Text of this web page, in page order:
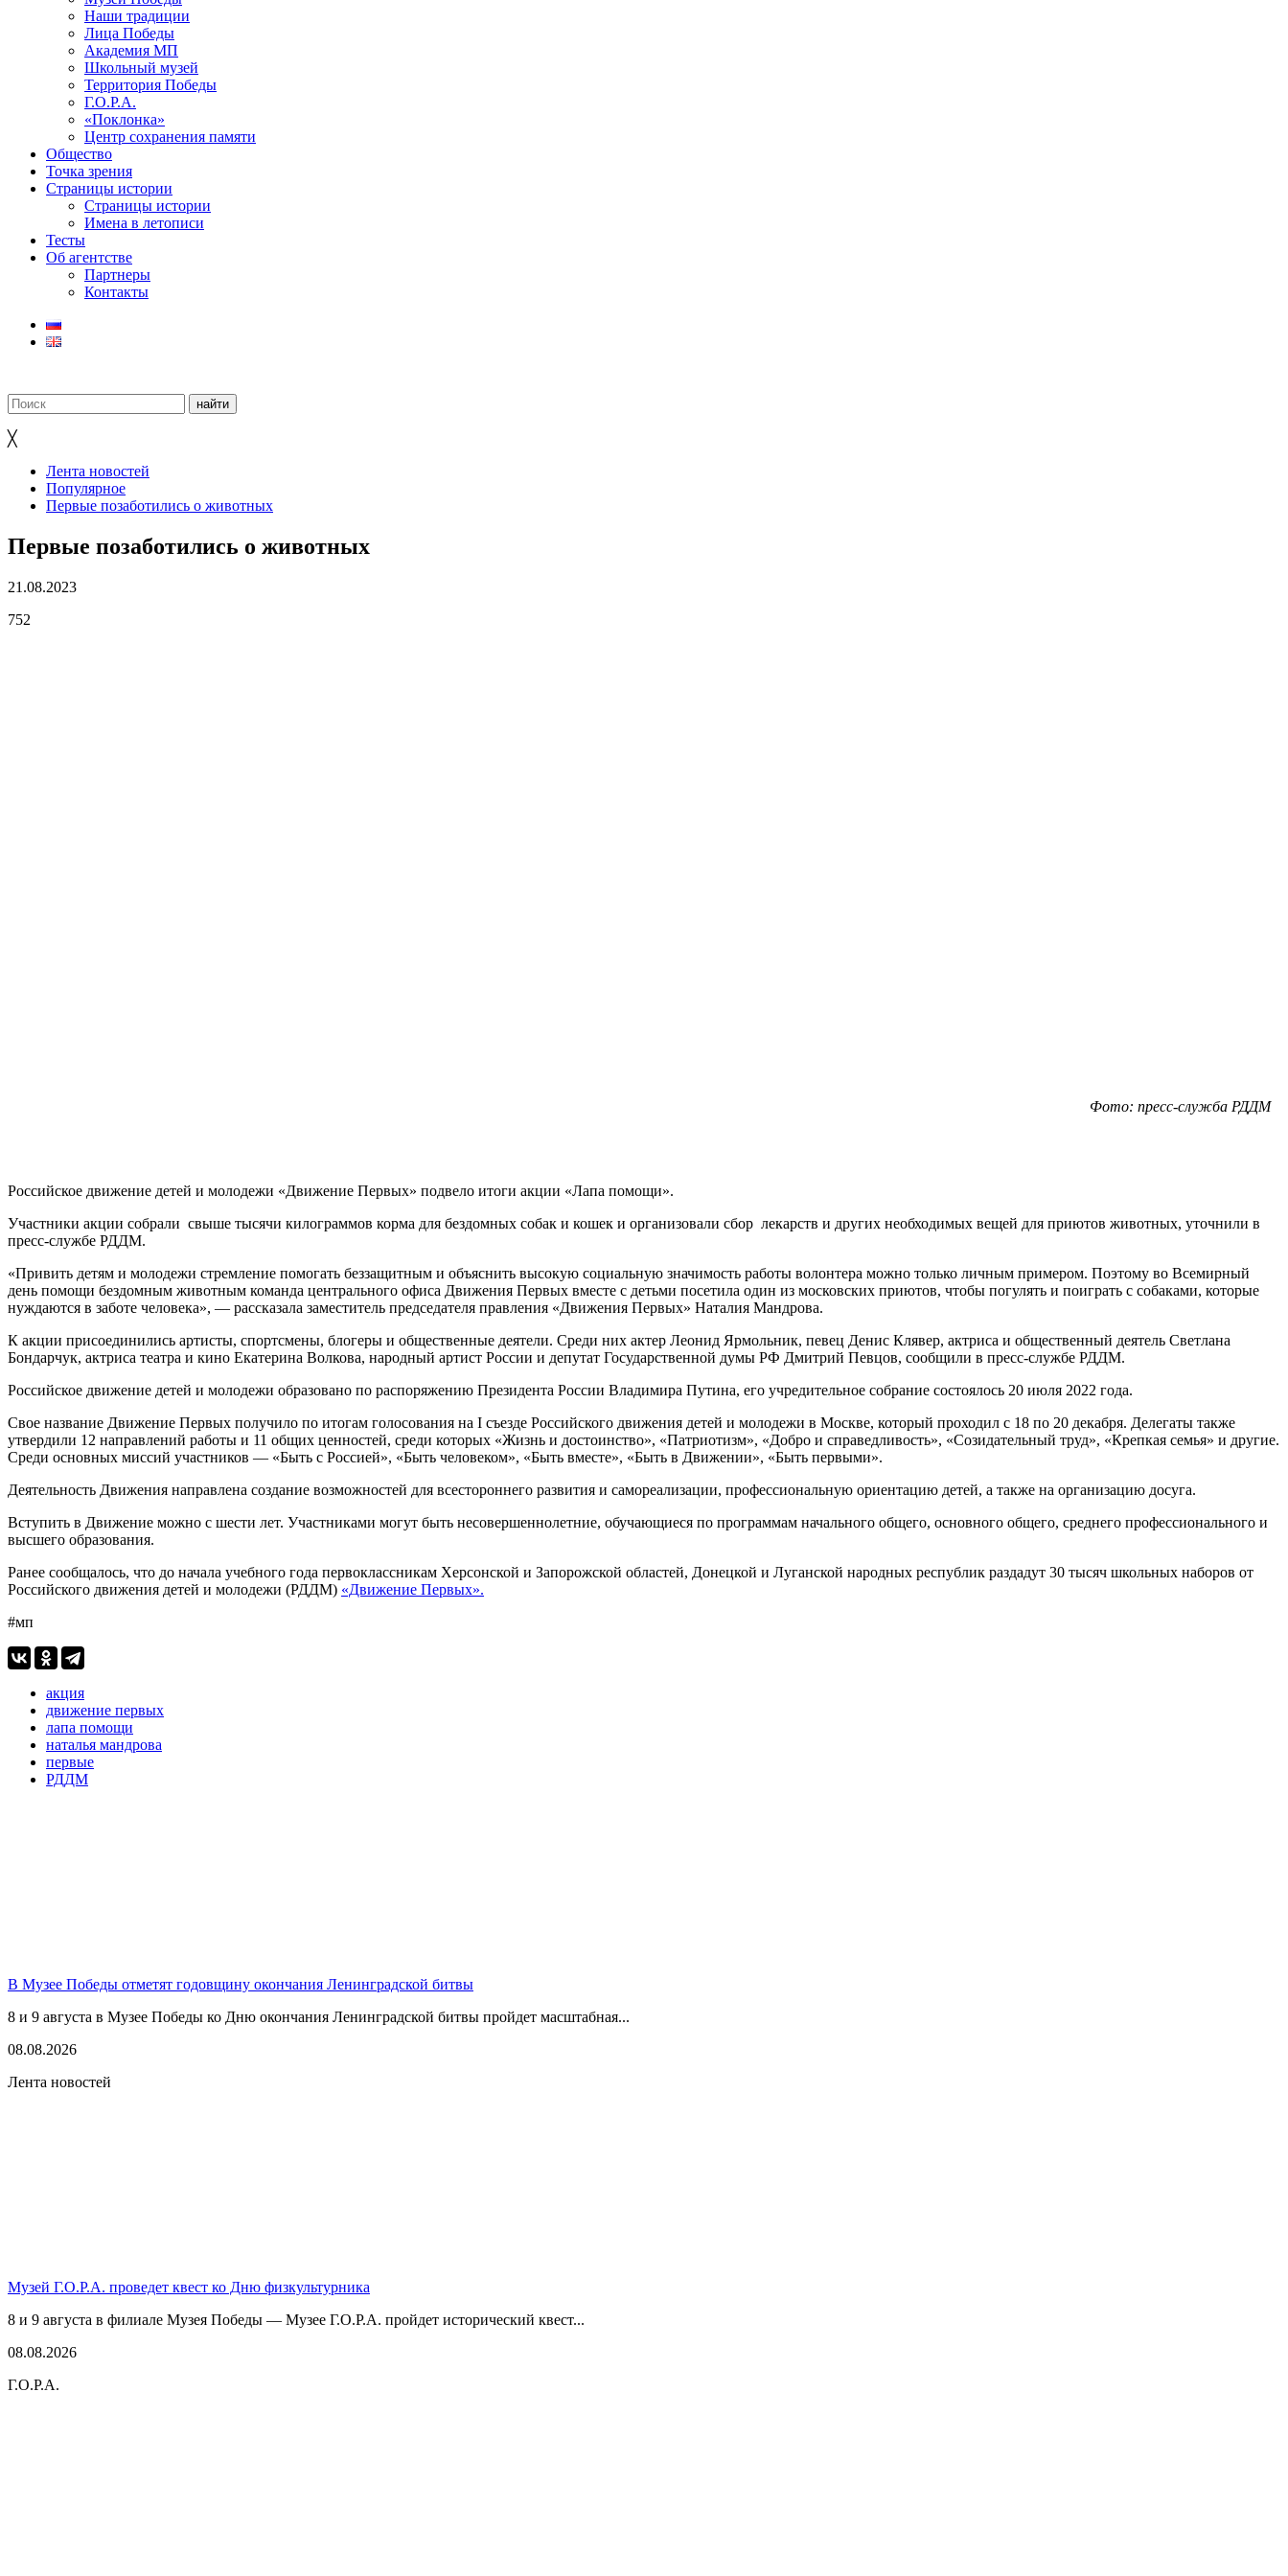
Наши традиции
Лица Победы
Академия МП
Школьный музей
Территория Победы
Г.О.Р.А.
«Поклонка»
Центр сохранения памяти
Общество
Точка зрения
Страницы истории
Страницы истории
Имена в летописи
Тесты
Об агентстве
Партнеры
Контакты
╳
Лента новостей
Популярное
Первые позаботились о животных
Первые позаботились о животных
21.08.2023
752
Фото: пресс-служба РДДМ
Российское движение детей и молодежи «Движение Первых» подвело итоги акции «Лапа помощи».
Участники акции собрали свыше тысячи килограммов корма для бездомных собак и кошек и организовали сбор лекарств и других необходимых вещей для приютов животных, уточнили в
пресс-службе РДДМ.
«Привить детям и молодежи стремление помогать беззащитным и объяснить высокую социальную значимость работы волонтера можно только личным примером. Поэтому во Всемирный
день помощи бездомным животным команда центрального офиса Движения Первых вместе с детьми посетила один из московских приютов, чтобы погулять и поиграть с собаками, которые
нуждаются в заботе человека», — рассказала заместитель председателя правления «Движения Первых» Наталия Мандрова.
К акции присоединились артисты, спортсмены, блогеры и общественные деятели. Среди них актер Леонид Ярмольник, певец Денис Клявер, актриса и общественный деятель Светлана
Бондарчук, актриса театра и кино Екатерина Волкова, народный артист России и депутат Государственной думы РФ Дмитрий Певцов, сообщили в пресс-службе РДДМ.
Российское движение детей и молодежи образовано по распоряжению Президента России Владимира Путина, его учредительное собрание состоялось 20 июля 2022 года.
Свое название Движение Первых получило по итогам голосования на I съезде Российского движения детей и молодежи в Москве, который проходил с 18 по 20 декабря. Делегаты также
утвердили 12 направлений работы и 11 общих ценностей, среди которых «Жизнь и достоинство», «Патриотизм», «Добро и справедливость», «Созидательный труд», «Крепкая семья» и другие.
Среди основных миссий участников — «Быть с Россией», «Быть человеком», «Быть вместе», «Быть в Движении», «Быть первыми».
Деятельность Движения направлена создание возможностей для всестороннего развития и самореализации, профессиональную ориентацию детей, а также на организацию досуга.
Вступить в Движение можно с шести лет. Участниками могут быть несовершеннолетние, обучающиеся по программам начального общего, основного общего, среднего профессионального и
высшего образования.
Ранее сообщалось, что до начала учебного года первоклассникам Херсонской и Запорожской областей, Донецкой и Луганской народных республик раздадут 30 тысяч школьных наборов от
Российского движения детей и молодежи (РДДМ) «Движение Первых».
#мп
акция
движение первых
лапа помощи
наталья мандрова
первые
РДДМ
В Музее Победы отметят годовщину окончания Ленинградской битвы
8 и 9 августа в Музее Победы ко Дню окончания Ленинградской битвы пройдет масштабная...
08.08.2026
Лента новостей
Музей Г.О.Р.А. проведет квест ко Дню физкультурника
8 и 9 августа в филиале Музея Победы — Музее Г.О.Р.А. пройдет исторический квест...
08.08.2026
Г.О.Р.А.